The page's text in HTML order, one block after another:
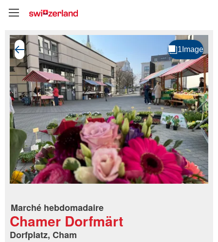
Marché hebdomadaire
Chamer Dorfmärt
Dorfplatz, Cham